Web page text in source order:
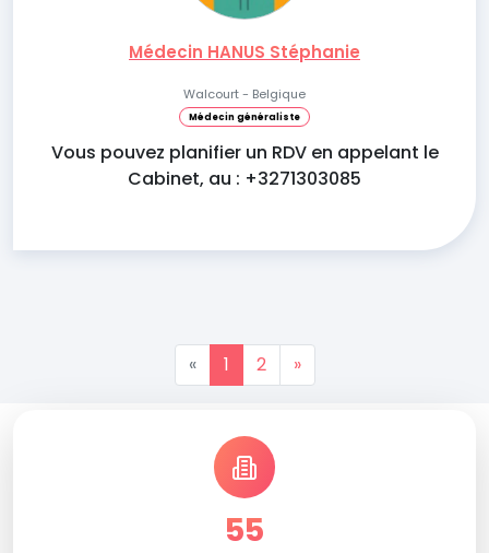
Médecin HANUS Stéphanie
Walcourt - Belgique
Médecin généraliste
Vous pouvez planifier un RDV en appelant le
Cabinet, au : +3271303085
« 1 2 »
55